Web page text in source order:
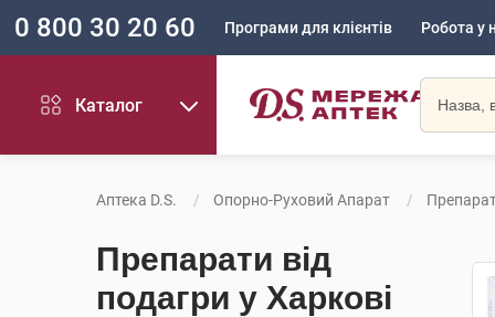
0 800 30 20 60 Програми для клієнтів Робота у
Каталог
Аптека D.S. Опорно-Руховий Апарат
Препарати від
подагри у Харкові